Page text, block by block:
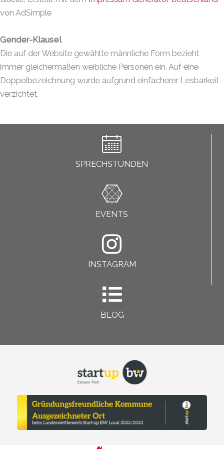
von AdSimple
Gender-Klausel
Die auf der Website gewählte männliche Form bezieht
immer gleichermaßen weibliche Personen ein. Auf eine
Doppelbezeichnung wurde aufgrund einfacherer Lesbarkeit
verzichtet.
SPRECHSTUNDEN
EVENTS
INSTAGRAM
BLOG